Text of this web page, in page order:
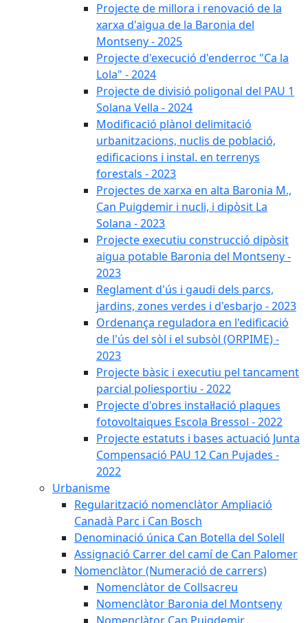
Projecte de millora i renovació de la
xarxa d'aigua de la Baronia del
Montseny - 2025
Projecte d'execució d'enderroc "Ca la
Lola" - 2024
Projecte de divisió poligonal del PAU 1
Solana Vella - 2024
Modificació plànol delimitació
urbanitzacions, nuclis de població,
edificacions i instal. en terrenys
forestals - 2023
Projectes de xarxa en alta Baronia M.,
Can Puigdemir i nucli, i dipòsit La
Solana - 2023
Projecte executiu construcció dipòsit
aigua potable Baronia del Montseny -
2023
Reglament d'ús i gaudi dels parcs,
jardins, zones verdes i d'esbarjo - 2023
Ordenança reguladora en l'edificació
de l'ús del sòl i el subsòl (ORPIME) -
2023
Projecte bàsic i executiu pel tancament
parcial poliesportiu - 2022
Projecte d'obres instal·lació plaques
fotovoltaiques Escola Bressol - 2022
Projecte estatuts i bases actuació Junta
Compensació PAU 12 Can Pujades -
2022
Urbanisme
Regularització nomenclàtor Ampliació
Canadà Parc i Can Bosch
Denominació única Can Botella del Solell
Assignació Carrer del camí de Can Palomer
Nomenclàtor (Numeració de carrers)
Nomenclàtor de Collsacreu
Nomenclàtor Baronia del Montseny